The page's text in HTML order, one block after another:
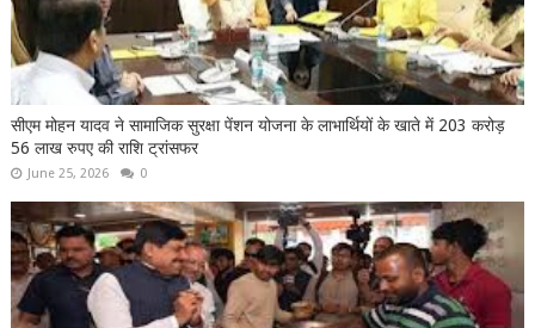
सीएम मोहन यादव ने सामाजिक सुरक्षा पेंशन योजना के लाभार्थियों के खाते में 203 करोड़
56 लाख रुपए की राशि ट्रांसफर
June 25, 2026 0